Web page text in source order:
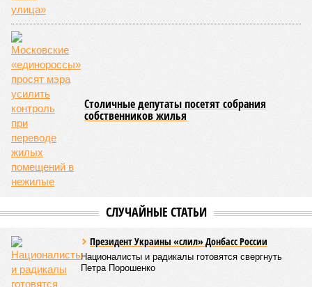
Столичные депутаты посетят собрания
собственников жилья
СЛУЧАЙНЫЕ СТАТЬИ
Президент Украины «слил» Донбасс России
Националисты и радикалы готовятся свергнуть
Петра Порошенко